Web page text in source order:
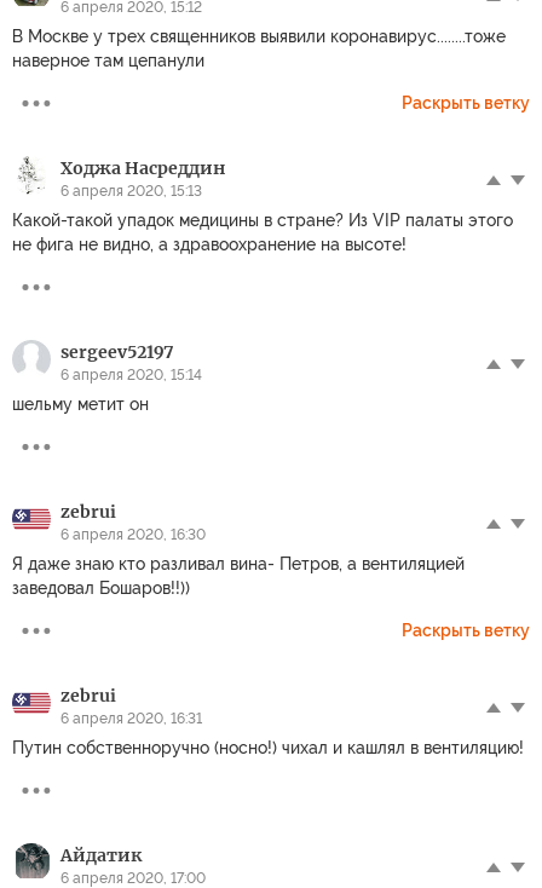
6 апреля 2020, 15:12
В Москве у трех священников выявили коронавирус........тоже
наверное там цепанули
Раскрыть ветку
Ходжа Насреддин
6 апреля 2020, 15:13
Какой-такой упадок медицины в стране? Из VIP палаты этого
не фига не видно, а здравоохранение на высоте!
sergeev52197
6 апреля 2020, 15:14
шельму метит он
zebrui
6 апреля 2020, 16:30
Я даже знаю кто разливал вина- Петров, а вентиляцией
заведовал Бошаров!!))
Раскрыть ветку
zebrui
6 апреля 2020, 16:31
Путин собственноручно (носно!) чихал и кашлял в вентиляцию!
Айдатик
6 апреля 2020, 17:00